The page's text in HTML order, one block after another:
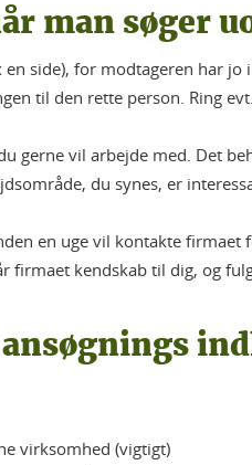
man søger
side), for modtageren har jo
til den rette person. Ring
gerne vil arbejde med. Det
du synes, er
en uge vil kontakte firmaet
firmaet kendskab til dig, og
virksomhed (vigtigt)